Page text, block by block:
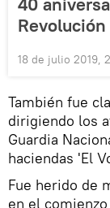
18 de julio 2019,
También fue
dirigiendo los
Guardia
haciendas 'El
Fue herido de
en el